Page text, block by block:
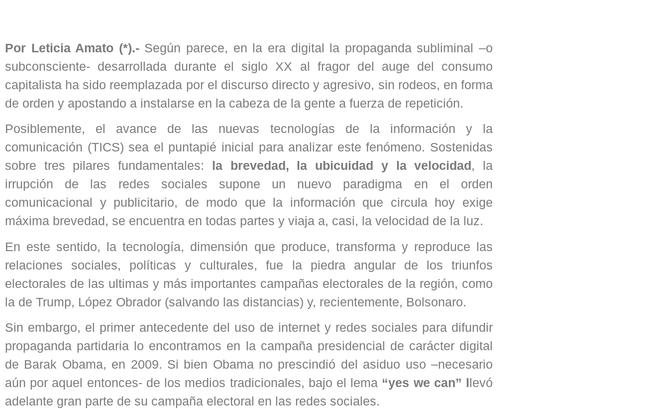
Por Leticia Amato (*).- Según parece, en la era digital la propaganda subliminal –o
subconsciente- desarrollada durante el siglo XX al fragor del auge del consumo
capitalista ha sido reemplazada por el discurso directo y agresivo, sin rodeos, en forma
de orden y apostando a instalarse en la cabeza de la gente a fuerza de repetición.
Posiblemente, el avance de las nuevas tecnologías de la información y la
comunicación (TICS) sea el puntapié inicial para analizar este fenómeno. Sostenidas
sobre tres pilares fundamentales: la brevedad, la ubicuidad y la velocidad, la
irrupción de las redes sociales supone un nuevo paradigma en el orden
comunicacional y publicitario, de modo que la información que circula hoy exige
máxima brevedad, se encuentra en todas partes y viaja a, casi, la velocidad de la luz.
En este sentido, la tecnología, dimensión que produce, transforma y reproduce las
relaciones sociales, políticas y culturales, fue la piedra angular de los triunfos
electorales de las ultimas y más importantes campañas electorales de la región, como
la de Trump, López Obrador (salvando las distancias) y, recientemente, Bolsonaro.
Sin embargo, el primer antecedente del uso de internet y redes sociales para difundir
propaganda partidaria lo encontramos en la campaña presidencial de carácter digital
de Barak Obama, en 2009. Si bien Obama no prescindió del asiduo uso –necesario
aún por aquel entonces- de los medios tradicionales, bajo el lema “yes we can” llevó
adelante gran parte de su campaña electoral en las redes sociales.